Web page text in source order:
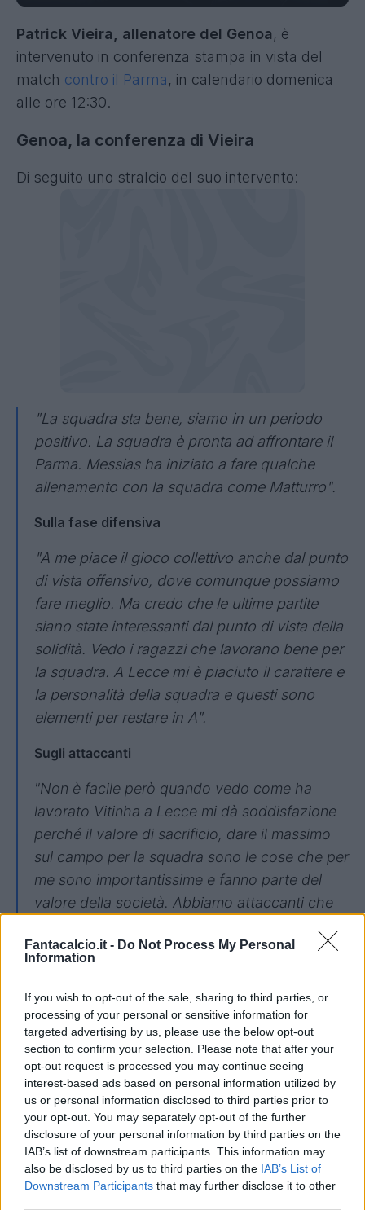
Fantacalcio.it - Do Not Process My Personal
Information
If you wish to opt-out of the sale, sharing to third parties, or
processing of your personal or sensitive information for
targeted advertising by us, please use the below opt-out
section to confirm your selection. Please note that after your
opt-out request is processed you may continue seeing
interest-based ads based on personal information utilized by
us or personal information disclosed to third parties prior to
your opt-out. You may separately opt-out of the further
disclosure of your personal information by third parties on the
IAB’s list of downstream participants. This information may
also be disclosed by us to third parties on the IAB’s List of
Downstream Participants that may further disclose it to other
Patrick Vieira, allenatore del Genoa, è
intervenuto in conferenza stampa in vista del
match contro il Parma, in calendario domenica
alle ore 12:30.
Genoa, la conferenza di Vieira
Di seguito uno stralcio del suo intervento:
"La squadra sta bene, siamo in un periodo
positivo. La squadra è pronta ad affrontare il
Parma. Messias ha iniziato a fare qualche
allenamento con la squadra come Matturro".
Sulla fase difensiva
"A me piace il gioco collettivo anche dal punto
di vista offensivo, dove comunque possiamo
fare meglio. Ma credo che le ultime partite
siano state interessanti dal punto di vista della
solidità. Vedo i ragazzi che lavorano bene per
la squadra. A Lecce mi è piaciuto il carattere e
la personalità della squadra e questi sono
elementi per restare in A".
Sugli attaccanti
"Non è facile però quando vedo come ha
lavorato Vitinha a Lecce mi dà soddisfazione
perché il valore di sacrificio, dare il massimo
sul campo per la squadra sono le cose che per
me sono importantissime e fanno parte del
valore della società. Abbiamo attaccanti che
per ognuno arriverà. L’importante è fare bene
Su Ekhator
"Jeff è un giocatore giovane ma con
tantissima qualità. Può giocare a sinistra,
destra ma anche come numero nove. E’ stato
infortunato e ha bisogno di tempo per
crescere. La qualità di un attaccante si vede
quando giochiamo bene di squadra e creiamo
più opportunità".